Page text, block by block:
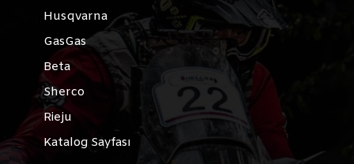
Husqvarna
GasGas
Beta
Sherco
Rieju
Katalog Sayfası